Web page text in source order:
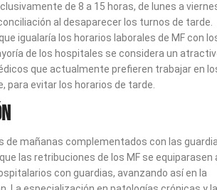
de 8 a 15 horas, de lunes a
al desaparecer los turnos de tarde.
igualaría los horarios laborales de MF con
de los hospitales se considera un
que actualmente prefieren trabajar en
para evitar los horarios de tarde.
de mañanas complementados con las
las retribuciones de los MF se equiparasen
con guardias, avanzando así en la